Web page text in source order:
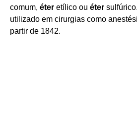
comum, éter etílico ou éter
utilizado em cirurgias como
partir de 1842.